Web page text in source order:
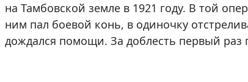
на Тамбовской земле в 1921 году. В той
ним пал боевой конь, в одиночку
дождался помощи. За доблесть первый раз